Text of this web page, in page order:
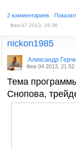
2 комментариев ·
Фев 07 2013, 16:36
nickon1985
Александр
Фев 04 2013, 21:52
Тема
Снопова,